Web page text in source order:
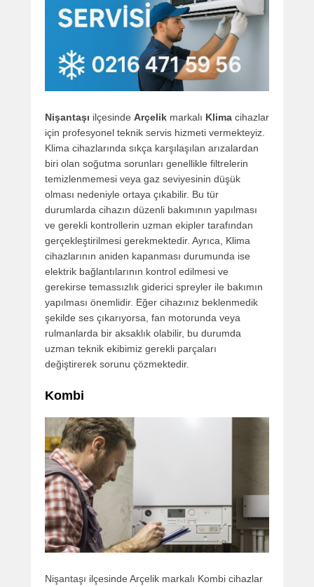
Nişantaşı ilçesinde Arçelik markalı Klima cihazlar
için profesyonel teknik servis hizmeti vermekteyiz.
Klima cihazlarında sıkça karşılaşılan arızalardan
biri olan soğutma sorunları genellikle filtrelerin
temizlenmemesi veya gaz seviyesinin düşük
olması nedeniyle ortaya çıkabilir. Bu tür
durumlarda cihazın düzenli bakımının yapılması
ve gerekli kontrollerin uzman ekipler tarafından
gerçekleştirilmesi gerekmektedir. Ayrıca, Klima
cihazlarının aniden kapanması durumunda ise
elektrik bağlantılarının kontrol edilmesi ve
gerekirse temassızlık giderici spreyler ile bakımın
yapılması önemlidir. Eğer cihazınız beklenmedik
şekilde ses çıkarıyorsa, fan motorunda veya
rulmanlarda bir aksaklık olabilir, bu durumda
uzman teknik ekibimiz gerekli parçaları
değiştirerek sorunu çözmektedir.
Kombi
Nişantaşı ilçesinde Arçelik markalı Kombi cihazlar